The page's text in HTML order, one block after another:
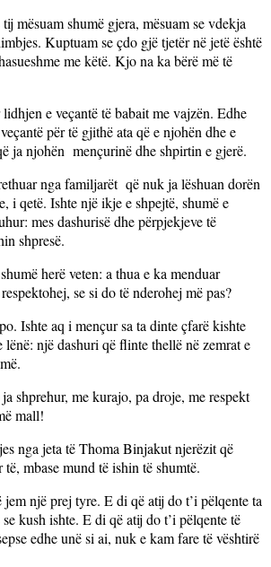
mësuam shumë gjera, mësuam se vdekja
Kuptuam se çdo gjë tjetër në jetë është
me këtë. Kjo na ka bërë më të
e veçantë të babait me vajzën. Edhe
për të gjithë ata që e njohën dhe e
ja njohën mençurinë dhe shpirtin e gjerë.
nga familjarët që nuk ja lëshuan dorën
i qetë. Ishte një ikje e shpejtë, shumë e
mes dashurisë dhe përpjekjeve të
shpresë.
herë veten: a thua e ka menduar
se si do të nderohej më pas?
Ishte aq i mençur sa ta dinte çfarë kishte
lënë: një dashuri që flinte thellë në zemrat e
shprehur, me kurajo, pa droje, me respekt
mall!
nga jeta të Thoma Binjakut njerëzit që
mbase mund të ishin të shumtë.
një prej tyre. E di që atij do t’i pëlqente ta
kush ishte. E di që atij do t’i pëlqente të
edhe unë si ai, nuk e kam fare të vështirë